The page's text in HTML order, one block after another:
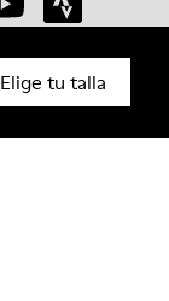
Elige tu talla